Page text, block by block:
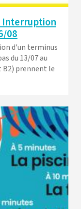
| Interruption
08
d'un terminus
du 13/07 au
B2) prennent le